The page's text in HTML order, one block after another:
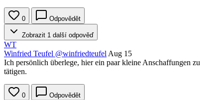
0 Odpovědět
Zobrazit 1 další odpověď
WT
Winfried Teufel @winfriedteufel Aug 15
Ich persönlich überlege, hier ein paar kleine Anschaffungen zu
tätigen.
0 Odpovědět